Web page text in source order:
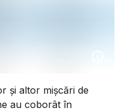
și altor mișcări de
au coborât în